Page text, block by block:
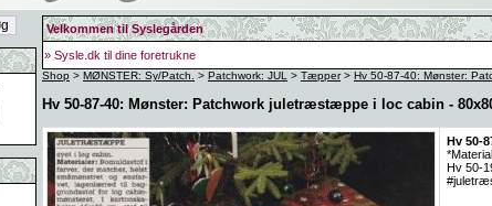
Velkommen til Syslegården
» Sysle.dk til dine foretrukne
Shop > MØNSTER: Sy/Patch. > Patchwork: JUL > Tæpper> Hv 50-87-40: Mønster:
Hv 50-87-40: Mønster: Patchwork juletræstæppe i loc cabin -
Hv 50-
Hv 50-